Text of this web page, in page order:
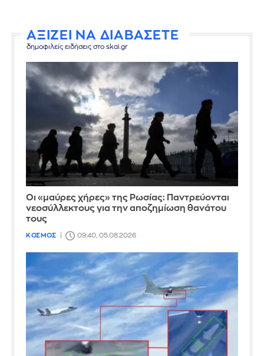
ΑΞΙΖΕΙ ΝΑ ΔΙΑΒΑΣΕΤΕ
δημοφιλείς ειδήσεις στο skai.gr
Οι «μαύρες χήρες» της Ρωσίας: Παντρεύονται
νεοσύλλεκτους για την αποζημίωση θανάτου
τους
ΚΟΣΜΟΣ 09:40, 05.08.2026